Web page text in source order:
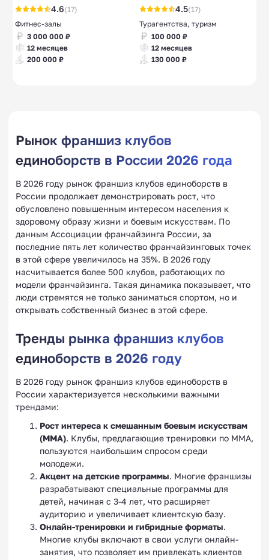
4.6(17)
Фитнес-залы
3 000 000 ₽
12 месяцев
200 000 ₽
4.5(17)
Турагентства, туризм
100 000 ₽
12 месяцев
130 000 ₽
Рынок франшиз клубов
единоборств в России 2026 года
В 2026 году рынок франшиз клубов единоборств в
России продолжает демонстрировать рост, что
обусловлено повышенным интересом населения к
здоровому образу жизни и боевым искусствам. По
данным Ассоциации франчайзинга России, за
последние пять лет количество франчайзинговых точек
в этой сфере увеличилось на 35%. В 2026 году
насчитывается более 500 клубов, работающих по
модели франчайзинга. Такая динамика показывает, что
люди стремятся не только заниматься спортом, но и
открывать собственный бизнес в этой сфере.
Тренды рынка франшиз клубов
единоборств в 2026 году
В 2026 году рынок франшиз клубов единоборств в
России характеризуется несколькими важными
трендами:
Рост интереса к смешанным боевым искусствам
(ММА). Клубы, предлагающие тренировки по ММА,
пользуются наибольшим спросом среди
молодежи.
Акцент на детские программы. Многие франшизы
разрабатывают специальные программы для
детей, начиная с 3-4 лет, что расширяет
аудиторию и увеличивает клиентскую базу.
Онлайн-тренировки и гибридные форматы.
Многие клубы включают в свои услуги онлайн-
занятия, что позволяет им привлекать клиентов